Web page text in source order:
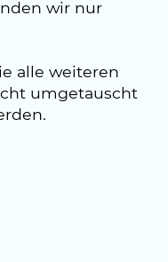
wir nur
alle weiteren
umgetauscht